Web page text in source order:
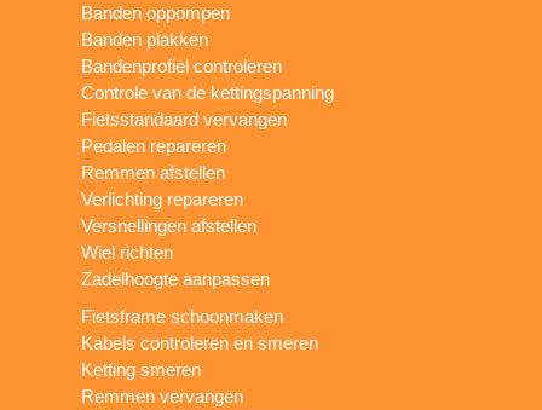
Banden oppompen
Banden plakken
Bandenprofiel controleren
Controle van de kettingspanning
Fietsstandaard vervangen
Pedalen repareren
Remmen afstellen
Verlichting repareren
Versnellingen afstellen
Wiel richten
Zadelhoogte aanpassen
Fietsframe schoonmaken
Kabels controleren en smeren
Ketting smeren
Remmen vervangen